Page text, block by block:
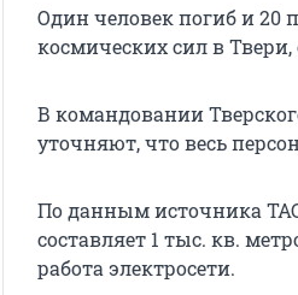
Один человек погиб и 20
космических сил в
В командовании
уточняют, что весь
По данным источника
составляет 1 тыс. кв.
работа электросети.